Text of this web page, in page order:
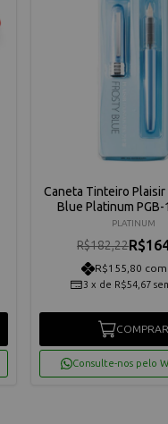
Caneta Tinteiro Plaisir
Blue Platinum
PLATINUM
R$182,22
R$155,80 com
3 x de R$54,67
COMPRAR
Consulte-nos pelo